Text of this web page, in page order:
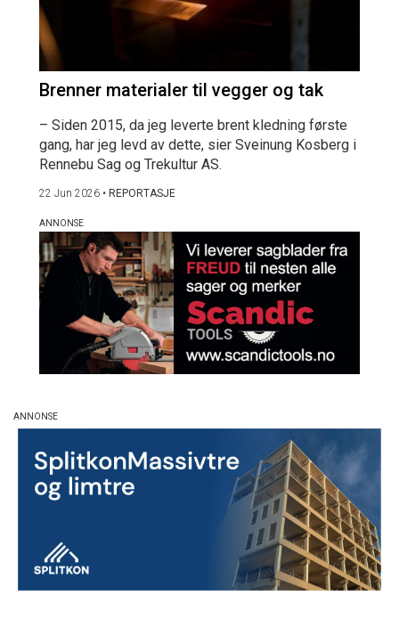
Brenner materialer til vegger og tak
– Siden 2015, da jeg leverte brent kledning første
gang, har jeg levd av dette, sier Sveinung Kosberg i
Rennebu Sag og Trekultur AS.
22 Jun 2026 • REPORTASJE